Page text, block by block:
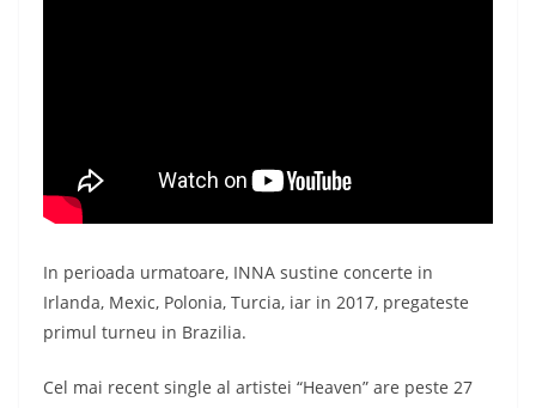
In perioada urmatoare, INNA sustine concerte in
Irlanda, Mexic, Polonia, Turcia, iar in 2017, pregateste
primul turneu in Brazilia.
Cel mai recent single al artistei “Heaven” are peste 27